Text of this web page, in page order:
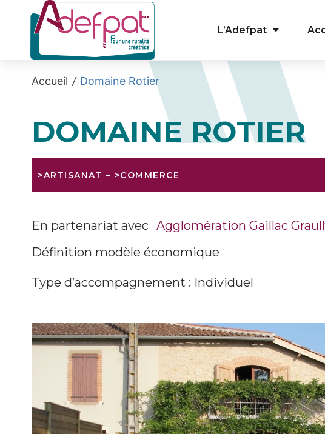
L’Adefpat
Accueil / Domaine Rotier
DOMAINE ROTIER
>ARTISANAT – >COMMERCE
En partenariat avec Agglomération Gaillac
Définition modèle économique
Type d’accompagnement : Individuel
Cookies management panel